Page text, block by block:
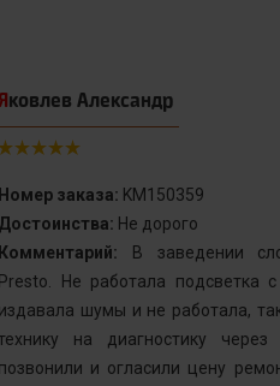
Яковлев Александр
Номер заказа: KM150359
Достоинства: Не дорого
Комментарий: В заведении
Presto. Не работала подсветка
издавала шумы и не работала,
на диагностику
позвонили и огласили цену